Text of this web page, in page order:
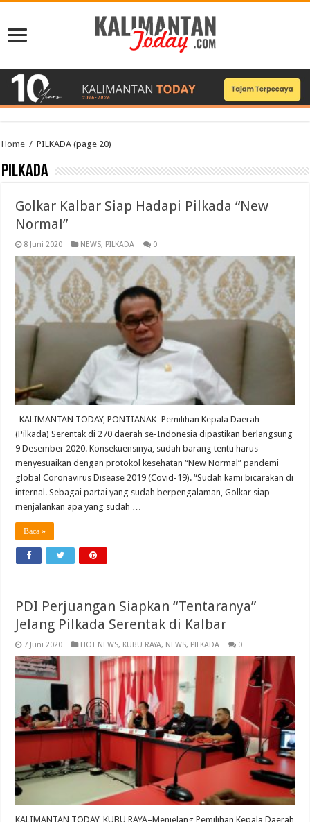
Home / PILKADA (page 20)
PILKADA
Golkar Kalbar Siap Hadapi Pilkada “New
Normal”
8 Juni 2020 NEWS, PILKADA 0
KALIMANTAN TODAY, PONTIANAK–Pemilihan Kepala Daerah
(Pilkada) Serentak di 270 daerah se-Indonesia dipastikan berlangsung
9 Desember 2020. Konsekuensinya, sudah barang tentu harus
menyesuaikan dengan protokol kesehatan “New Normal” pandemi
global Coronavirus Disease 2019 (Covid-19). “Sudah kami bicarakan di
internal. Sebagai partai yang sudah berpengalaman, Golkar siap
menjalankan apa yang sudah …
Baca »
PDI Perjuangan Siapkan “Tentaranya”
Jelang Pilkada Serentak di Kalbar
7 Juni 2020 HOT NEWS, KUBU RAYA, NEWS, PILKADA 0
KALIMANTAN TODAY, KUBU RAYA–Menjelang Pemilihan Kepala Daerah